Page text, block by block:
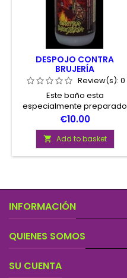
DESPOJO CONTRA
BRUJERÍA
Review(s): 0
Este baño esta
especialmente preparado
paralimpiarle de cualquier
trabajo de magia o brujeria
que la hayan hecho.
Price
€10.00
 Add to basket
INFORMACIÓN
QUIENES SOMOS
SU CUENTA